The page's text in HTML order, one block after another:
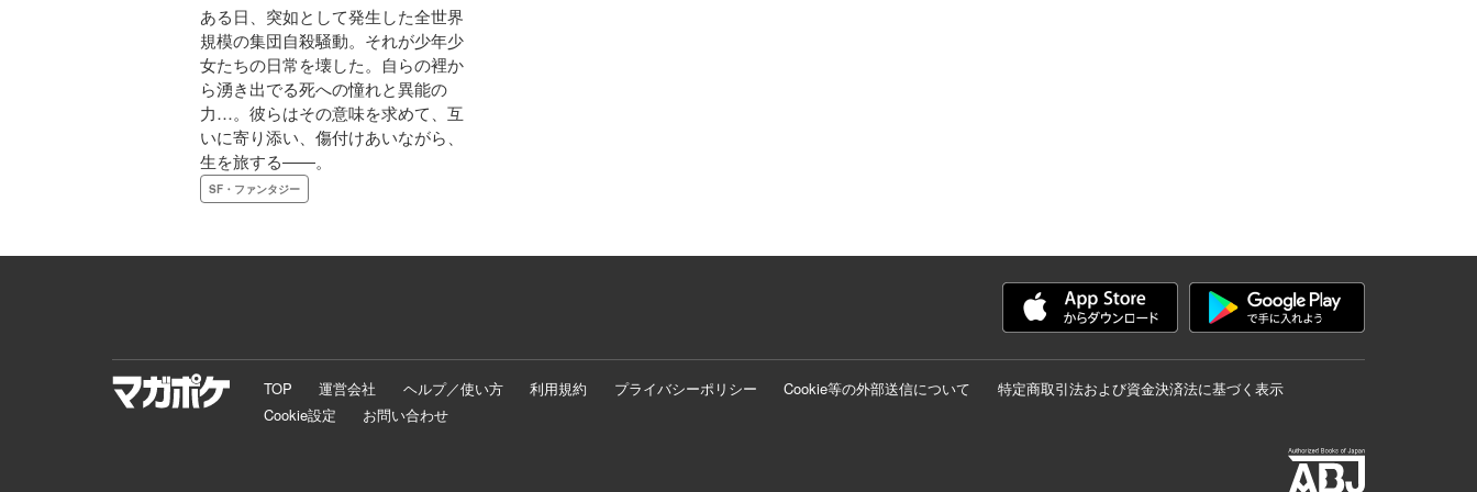
ある日、突如として発生した全世界
規模の集団自殺騒動。それが少年少
女たちの日常を壊した。自らの裡か
ら湧き出でる死への憧れと異能の
力…。彼らはその意味を求めて、互
いに寄り添い、傷付けあいながら、
生を旅する――。
SF・ファンタジー
TOP 運営会社 ヘルプ／使い方 利用規約 プライバシーポリシー Cookie等の外部送信について
特定商取引法および資金決済法に基づく表示
Cookie設定
お問い合わせ